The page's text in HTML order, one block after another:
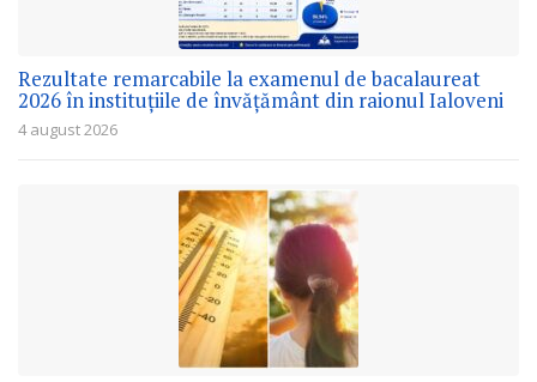
Rezultate remarcabile la examenul de bacalaureat
2026 în instituțiile de învățământ din raionul Ialoveni
4 august 2026